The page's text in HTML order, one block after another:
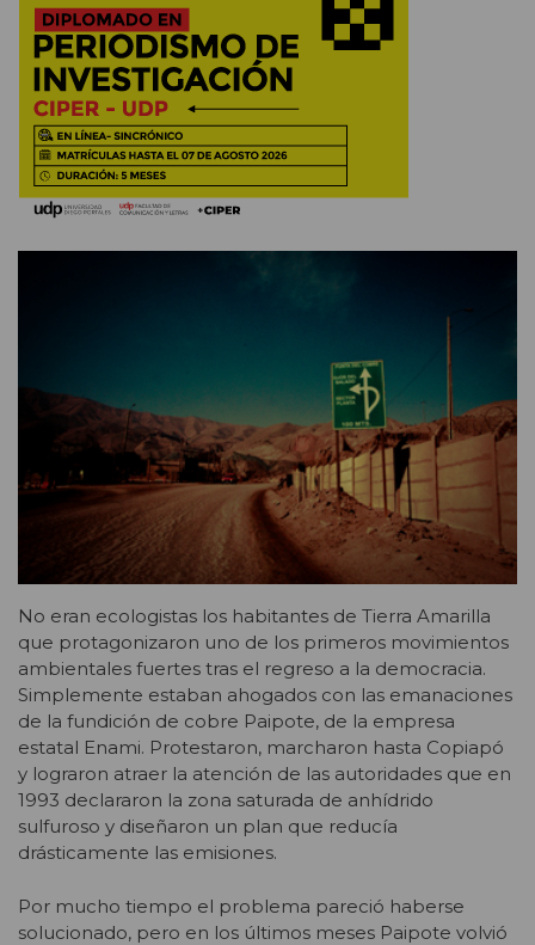
No eran ecologistas los habitantes de Tierra Amarilla
que protagonizaron uno de los primeros movimientos
ambientales fuertes tras el regreso a la democracia.
Simplemente estaban ahogados con las emanaciones
de la fundición de cobre Paipote, de la empresa
estatal Enami. Protestaron, marcharon hasta Copiapó
y lograron atraer la atención de las autoridades que en
1993 declararon la zona saturada de anhídrido
sulfuroso y diseñaron un plan que reducía
drásticamente las emisiones.
Por mucho tiempo el problema pareció haberse
solucionado, pero en los últimos meses Paipote volvió